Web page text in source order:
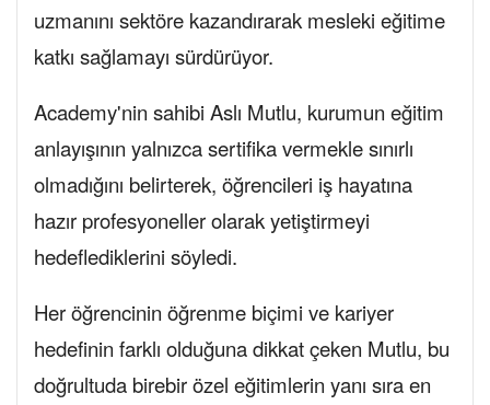
uzmanını sektöre kazandırarak mesleki eğitime
katkı sağlamayı sürdürüyor.
Academy'nin sahibi Aslı Mutlu, kurumun eğitim
anlayışının yalnızca sertifika vermekle sınırlı
olmadığını belirterek, öğrencileri iş hayatına
hazır profesyoneller olarak yetiştirmeyi
hedeflediklerini söyledi.
Her öğrencinin öğrenme biçimi ve kariyer
hedefinin farklı olduğuna dikkat çeken Mutlu, bu
doğrultuda birebir özel eğitimlerin yanı sıra en